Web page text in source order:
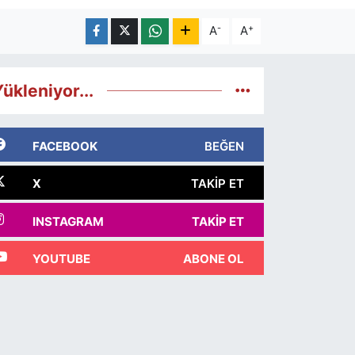
A- A+
FACEBOOK BEĞEN
X TAKIP ET
INSTAGRAM TAKIP ET
YOUTUBE ABONE OL